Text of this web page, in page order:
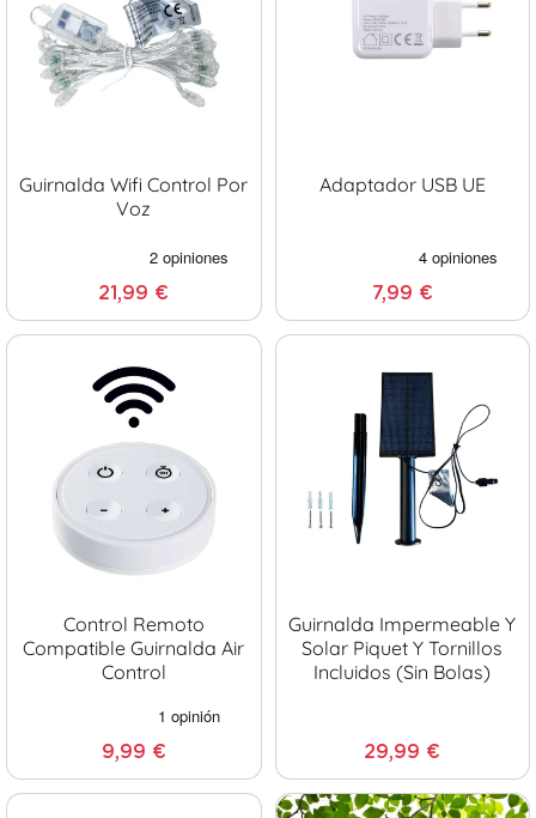
Guirnalda Wifi Control Por
Voz
21,99 €
Adaptador USB UE
7,99 €
Control Remoto
Compatible Guirnalda Air
Control
9,99 €
Guirnalda Impermeable Y
Solar Piquet Y Tornillos
Incluidos (sin Bolas)
29,99 €